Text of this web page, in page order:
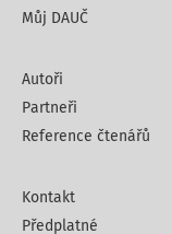
Můj DAUČ
Autoři
Partneři
Reference čtenářů
Kontakt
Předplatné